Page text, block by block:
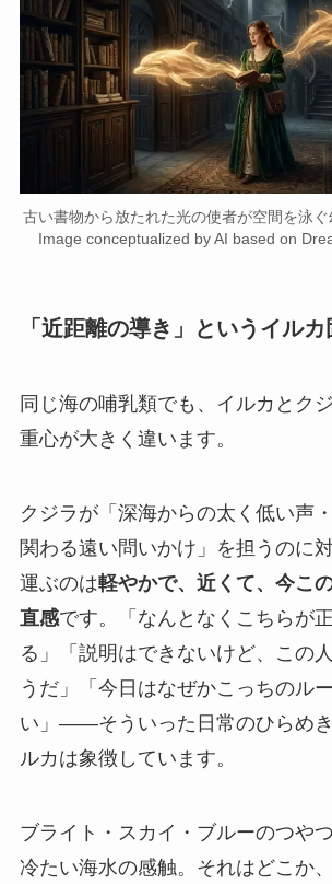
古い書物から放たれた光の使者が空間を泳ぐ
Image conceptualized by AI based on
「近距離の導き」というイル
同じ海の哺乳類でも、イルカとク
重心が大きく違います。
クジラが「深海からの太く低い声
関わる遠い問いかけ」を担うのに
運ぶのは軽やかで、近くて、今こ
直感です。「なんとなくこちらが
る」「説明はできないけど、この
うだ」「今日はなぜかこっちのル
い」——そういった日常のひらめ
ルカは象徴しています。
ブライト・スカイ・ブルーのつや
冷たい海水の感触。それはどこか